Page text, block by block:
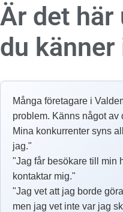
Är det här
du känner
Många företagare i
problem. Känns något av
Mina konkurrenter syns
jag."
"Jag får besökare till min
kontaktar mig."
"Jag vet att jag borde
men jag vet inte var jag